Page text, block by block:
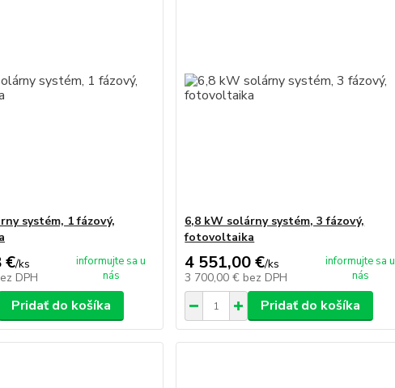
systém, 1 fázový,
€/ks
DPH
informujte sa u
nás
Pridať do košíka
6,8 kW solárny systém, 3 fázový,
fotovoltaika
4 551,00 €/ks
3 700,00 € bez DPH
informujte sa u
nás
Pridať do košíka